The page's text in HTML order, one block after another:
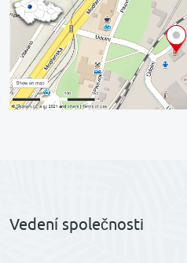
Vedení společnosti